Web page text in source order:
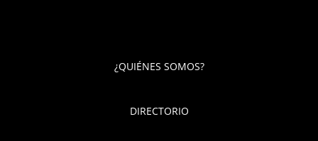
¿QUIÉNES SOMOS?
DIRECTORIO